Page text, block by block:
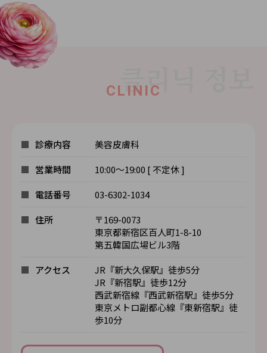
CLINIC
診療内容
美容皮膚科
営業時間
10:00～19:00 [ 不定休 ]
電話番号
03-6302-1034
住所
〒169-0073
東京都新宿区百人町1-8-10
第五韓国広場ビル3階
アクセス
JR『新大久保駅』徒歩5分
JR『新宿駅』徒歩12分
西武新宿線『西武新宿駅』徒歩5分
東京メトロ副都心線『東新宿駅』徒
歩10分